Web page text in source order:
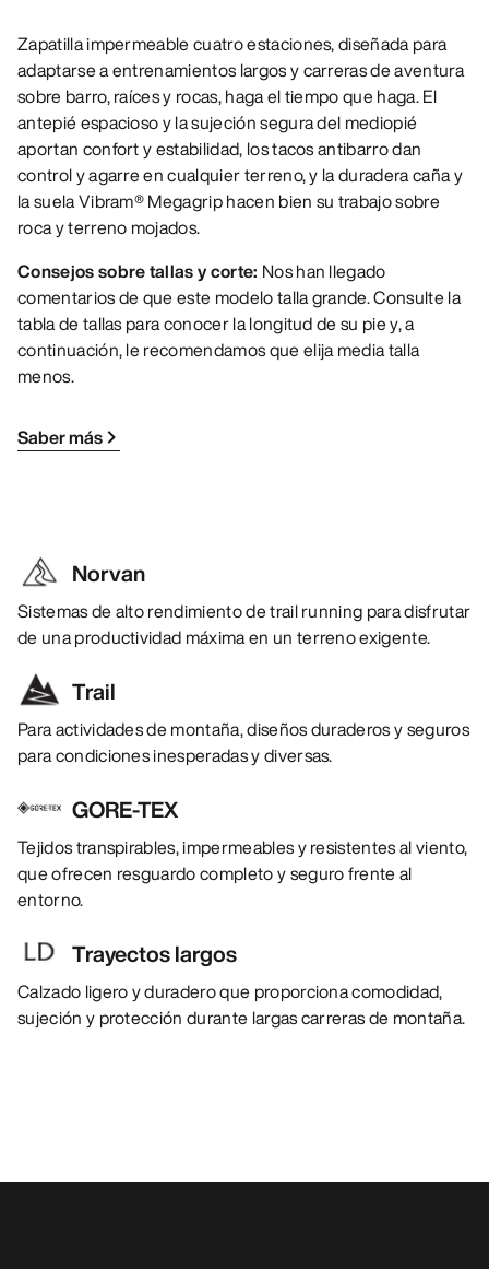
Zapatilla impermeable cuatro estaciones, diseñada para
adaptarse a entrenamientos largos y carreras de aventura
sobre barro, raíces y rocas, haga el tiempo que haga. El
antepié espacioso y la sujeción segura del mediopié
aportan confort y estabilidad, los tacos antibarro dan
control y agarre en cualquier terreno, y la duradera caña y
la suela Vibram® Megagrip hacen bien su trabajo sobre
roca y terreno mojados.
Consejos sobre tallas y corte: Nos han llegado
comentarios de que este modelo talla grande. Consulte la
tabla de tallas para conocer la longitud de su pie y, a
continuación, le recomendamos que elija media talla
menos.
Saber más
Norvan
Sistemas de alto rendimiento de trail running para disfrutar
de una productividad máxima en un terreno exigente.
Trail
Para actividades de montaña, diseños duraderos y seguros
para condiciones inesperadas y diversas.
GORE-TEX
Tejidos transpirables, impermeables y resistentes al viento,
que ofrecen resguardo completo y seguro frente al
entorno.
Trayectos largos
Calzado ligero y duradero que proporciona comodidad,
sujeción y protección durante largas carreras de montaña.